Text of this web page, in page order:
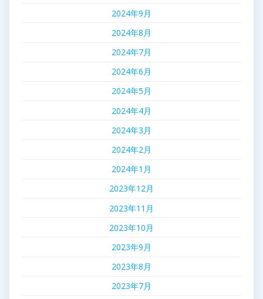
2024年9月
2024年8月
2024年7月
2024年6月
2024年5月
2024年4月
2024年3月
2024年2月
2024年1月
2023年12月
2023年11月
2023年10月
2023年9月
2023年8月
2023年7月